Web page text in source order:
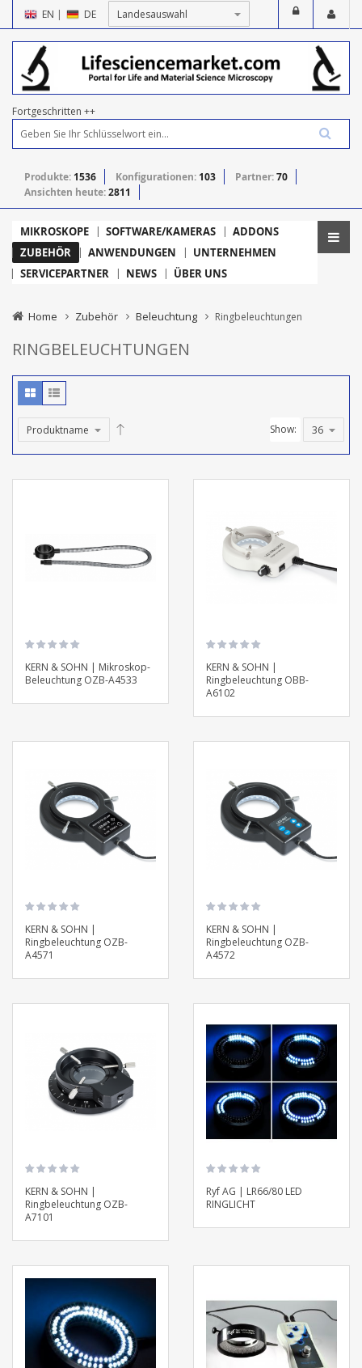
EN | DE
Fortgeschritten ++
Produkte: 1536 Konfigurationen: 103 Partner:70
Ansichten heute:2811
MIKROSKOPE SOFTWARE/KAMERAS
ADDONS
ZUBEHÖR
ANWENDUNGEN
UNTERNEHMEN
SERVICEPARTNER
NEWS ÜBER UNS
Home Zubehör Beleuchtung Ringbeleuchtungen
RINGBELEUCHTUNGEN
Show:
KERN & SOHN | Mikroskop-
Beleuchtung OZB-A4533
KERN & SOHN |
Ringbeleuchtung OBB-
A6102
KERN & SOHN |
Ringbeleuchtung OZB-
A4571
KERN & SOHN |
Ringbeleuchtung OZB-
A4572
KERN & SOHN |
Ringbeleuchtung OZB-
A7101
Ryf AG | LR66/80 LED
RINGLICHT